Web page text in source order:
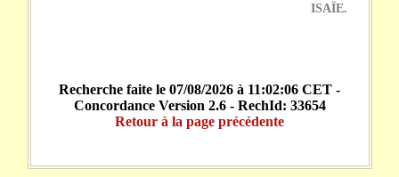
ISAÏE.
Recherche faite le 07/08/2026 à 11:02:06 CET -
Concordance Version 2.6 - RechId: 33654
Retour à la page précédente